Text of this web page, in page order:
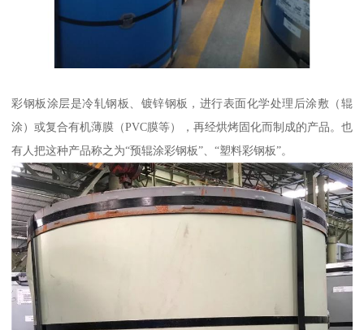
彩钢板涂层是冷轧钢板、镀锌钢板，进行表面化学处理后涂敷（辊
涂）或复合有机薄膜（PVC膜等），再经烘烤固化而制成的产品。也
有人把这种产品称之为“预辊涂彩钢板”、“塑料彩钢板”。